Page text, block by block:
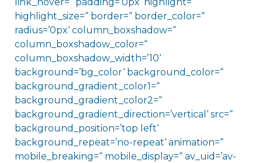
highlight_size=“ border=“ border_color=“
radius=’0px‘ column_boxshadow=“
column_boxshadow_color=“
column_boxshadow_width=’10‘
background=’bg_color‘ background_color=“
background_gradient_color1=“
background_gradient_color2=“
background_gradient_direction=’vertical‘ src=“
background_position=’top left‘
background_repeat=’no-repeat‘ animation=“
mobile_breaking=“ mobile_display=“ av_uid=’av-